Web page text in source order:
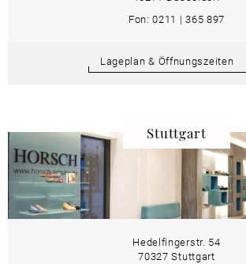
Fon: 0211 | 365 897
Lageplan & Öffnungszeiten
Stuttgart
Hedelfingerstr. 54
70327 Stuttgart